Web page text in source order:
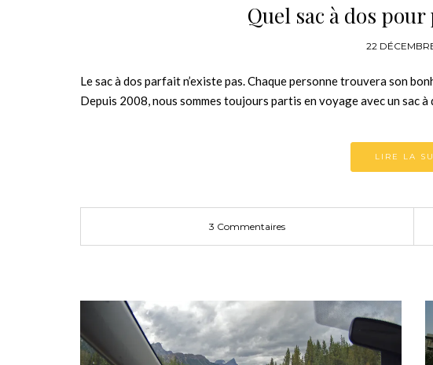
Quel sac à dos
22
Le sac à dos parfait n’existe pas. Chaque personne trouvera son
Depuis 2008, nous sommes toujours partis en voyage avec un sac à
LIRE LA
3 Commentaires